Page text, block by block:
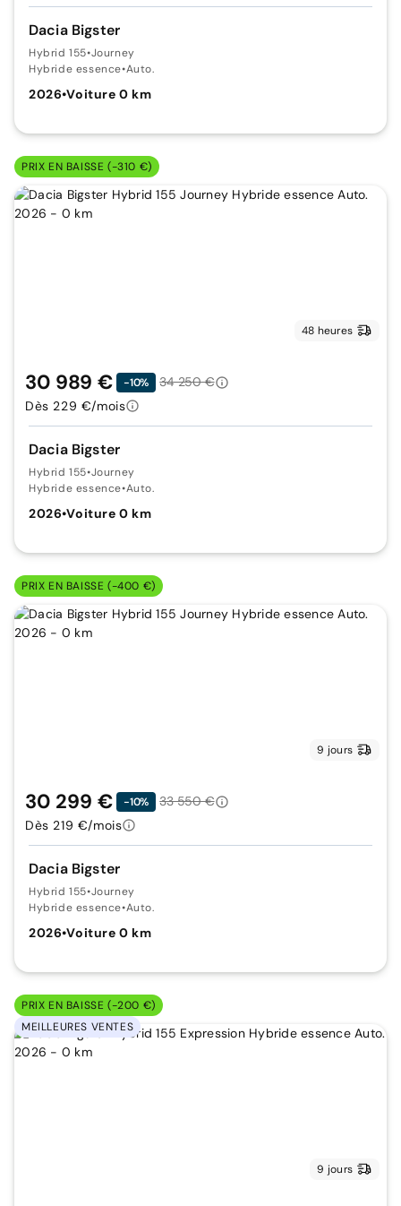
Dacia Bigster
Hybrid 155•Journey
Hybride essence•Auto.
2026•Voiture 0 km
PRIX EN BAISSE (-310 €)
48 heures
Dacia Bigster
Hybrid 155•Journey
Hybride essence•Auto.
2026•Voiture 0 km
30 989 € -10%
34 250 €
Dès 229 €/mois
PRIX EN BAISSE (-400 €)
9 jours
Dacia Bigster
Hybrid 155•Journey
Hybride essence•Auto.
2026•Voiture 0 km
30 299 € -10%
33 550 €
Dès 219 €/mois
PRIX EN BAISSE (-200 €)
MEILLEURES VENTES
9 jours